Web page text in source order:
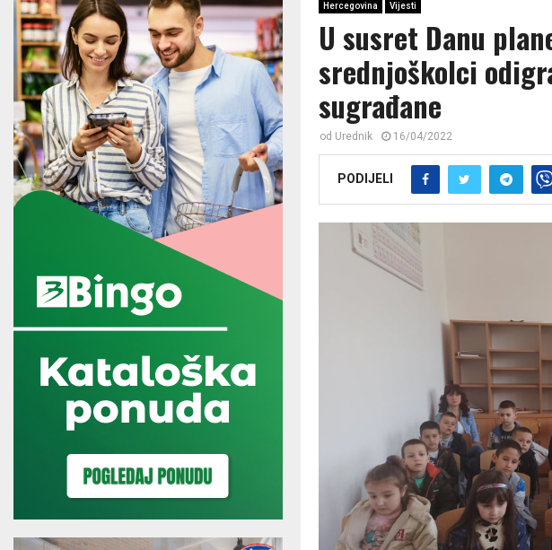
Hercegovina Vijesti
U susret Danu
srednjoškolci
sugrađane
od Urednik 16/04/2022
PODIJELI